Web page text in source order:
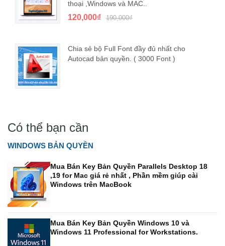
thoại ,Windows và MAC..
120,000₫ 190,000₫
Chia sẻ bộ Full Font đầy đủ nhất cho
Autocad bản quyền. ( 3000 Font )
Có thể bạn cần
WINDOWS BẢN QUYỀN
Mua Bán Key Bản Quyền Parallels Desktop 18
,19 for Mac giá rẻ nhất , Phần mềm giúp cài
Windows trên MacBook
Mua Bán Key Bản Quyền Windows 10 và
Windows 11 Professional for Workstations.